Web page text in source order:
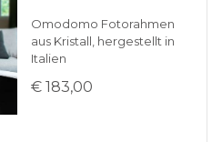
Omodomo Fotorahmen
aus Kristall, hergestellt in
Italien
€ 183,00